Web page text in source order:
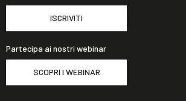
ISCRIVITI
Partecipa ai nostri webinar
SCOPRI I WEBINAR